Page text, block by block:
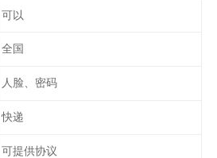
可以
全国
人脸、密码
快递
可提供协议